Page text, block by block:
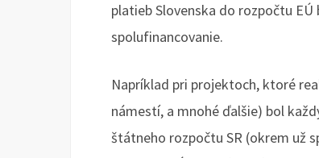
platieb Slovenska do rozpočtu
spolufinancovanie.
Napríklad pri projektoch, ktoré
námestí, a mnohé ďalšie) bol
štátneho rozpočtu SR (okrem už